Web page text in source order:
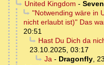
United Kingdom -
"Notwending wäre in
nicht erlaubt ist)" Das
20:51
Hast Du Dich da
23.10.2025, 03:17
Ja- Dragonfly,